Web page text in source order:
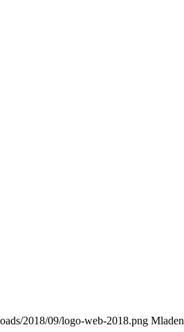
2018/09/logo-web-2018.png Mladen